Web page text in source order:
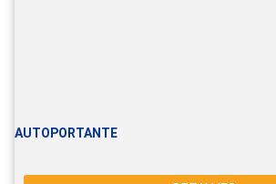
AUTOPORTANTE